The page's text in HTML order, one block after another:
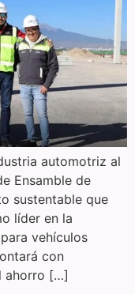
automotriz al
Ensamble de
sustentable que
líder en la
vehículos
con
ahorro […]